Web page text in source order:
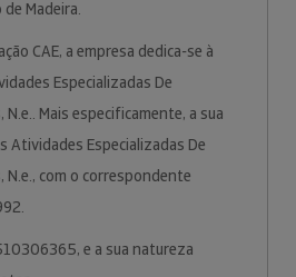
Madeira.
CAE, a empresa dedica-se à
Especializadas De
Mais especificamente, a sua
Atividades Especializadas De
N.e., com o correspondente
e a sua natureza